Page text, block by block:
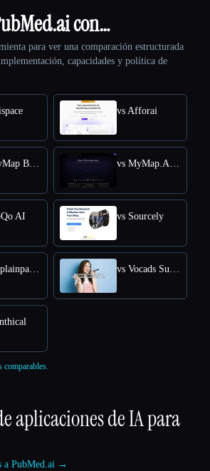
con…
para ver una comparación estructurada
capacidades y política de
vs Afforai
vs MyMap Book Summerizer vs MyMap.AI Research Paper Summarizer
AI vs Sourcely
vs Explainpaper vs Vocads Survey
comparables.
aplicaciones de IA para
a PubMed.ai →